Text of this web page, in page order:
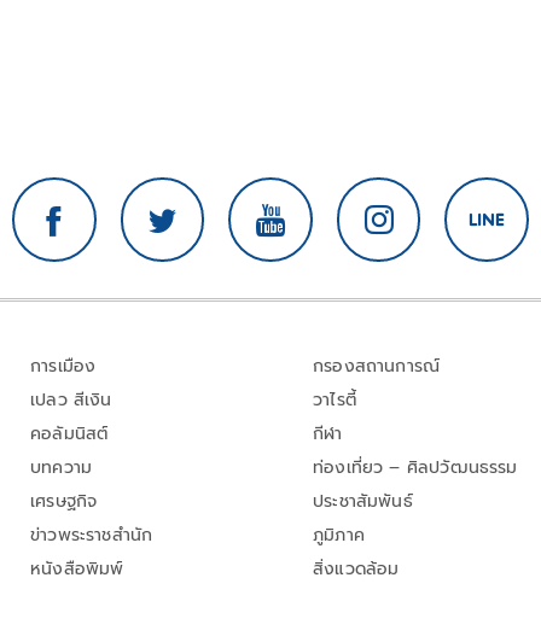
การเมือง
เปลว สีเงิน
คอลัมนิสต์
บทความ
เศรษฐกิจ
ข่าวพระราชสำนัก
หนังสือพิมพ์
กรองสถานการณ์
วาไรตี้
กีฬา
ท่องเที่ยว – ศิลปวัฒนธรรม
ประชาสัมพันธ์
ภูมิภาค
สิ่งแวดล้อม